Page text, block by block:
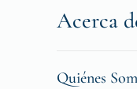
Acerca
Quiénes